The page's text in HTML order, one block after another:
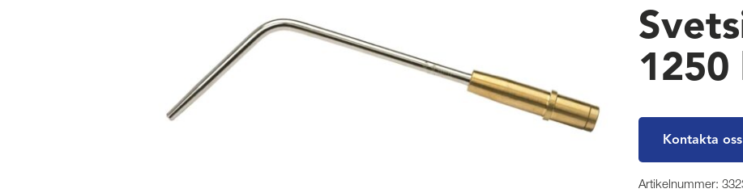
1250
Kontakta oss
Artikelnummer: